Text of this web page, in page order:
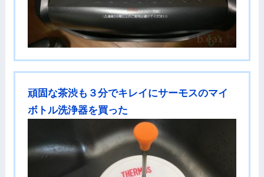
頑固な茶渋も３分でキレイにサーモスのマイ
ボトル洗浄器を買った